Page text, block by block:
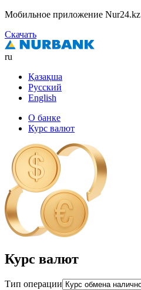
Мобильное приложение Nur24.kz
Скачать
ru
Қазақша
Русский
English
О банке
Курс валют
Курс валют
Тип операции